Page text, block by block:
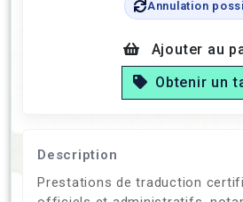
Annulation
Ajouter au
Obtenir un
Description
Prestations de traduction